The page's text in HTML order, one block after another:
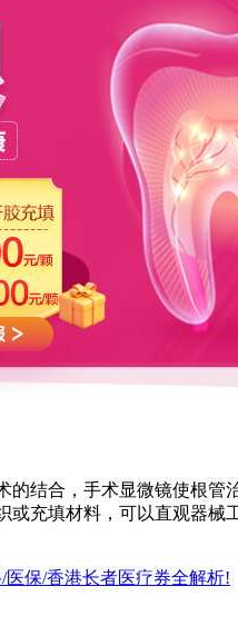
结合，手术显微镜使根
充填材料，可以直观器
保/香港长者医疗券全解析!